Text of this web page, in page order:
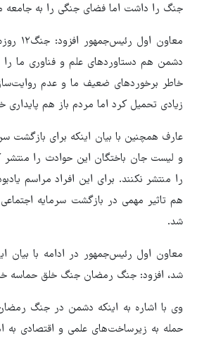
جنگ را داشت اما فضای جنگی را به جامعه
دشمن هم دستاوردهای علم و فناوری ما
خاطر برخوردهای ضعیف ما و عدم
زیادی تحمیل کرد اما مردم باز هم پایداری
عارف همچنین با بیان اینکه برای بازگشت
و لیست جان باختگان این حوادث را منتشر
را منتشر نکنند. برای این افراد مراسم
هم تاثیر مهمی در بازگشت سرمایه
شد.
معاون اول رئیس‌جمهور در ادامه با
شد، افزود: جنگ رمضان جنگ خلق حماسه
وی با اشاره به اینکه دشمن در جنگ
زلزله در